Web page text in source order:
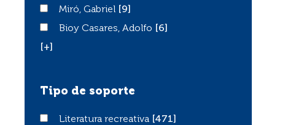
Miró, Gabriel
Miró, Gabriel
[9]
Bioy Casares, Adolfo
Bioy Casares, Adolfo
[6]
[+]
Tipo de soporte
Literatura recreativa
Literatura recreativa
[471]